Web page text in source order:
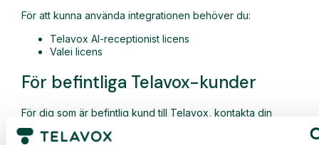
För att kunna använda integrationen behöver du:
Telavox AI-receptionist licens
Valei licens
För befintliga Telavox-kunder
För dig som är befintlig kund till Telavox, kontakta din
Customer Success Manager för att få hjälp att komma
igång.